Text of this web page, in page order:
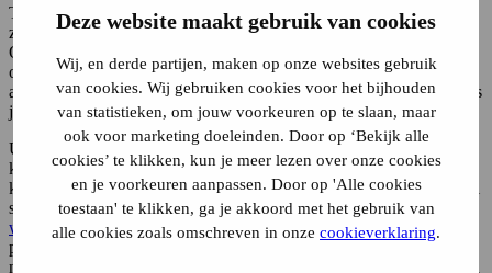
Deze website maakt gebruik van cookies
Wij, en derde partijen, maken op onze websites gebruik
van cookies. Wij gebruiken cookies voor het bijhouden
van statistieken, om jouw voorkeuren op te slaan, maar
ook voor marketing doeleinden. Door op ‘Bekijk alle
cookies’ te klikken, kun je meer lezen over onze cookies
en je voorkeuren aanpassen. Door op 'Alle cookies
toestaan' te klikken, ga je akkoord met het gebruik van
alle cookies zoals omschreven in onze cookieverklaring.
To, jaki zakres ubezpieczenia najlepiej pasuje do Twojego skutera,
zależy od jego wartości oraz sposobu użytkowania. Ubezpieczenie
OC (odpowiedzialności cywilnej) stanowi podstawowy zakres
ochrony. Jest ono wymagane przez prawo. Jest to najtańsza opcja,
ale obejmuje wyłącznie szkody wyrządzone innym osobom podczas
jazdy skuterem.
Ubezpieczenie częściowe obejmuje ponadto między innymi
kradzież, pożar i szkody spowodowane burzą, co stanowi dobry
kompromis dla większości skuterów. Jeśli posiadasz nowy lub drogi
skuter, najlepszym wyborem jest częstoubezpieczenie od
wszystkich ryzyk(pełne), ponieważ pokrywa ono również szkody
powstałe na Twoim skuterze, na przykład w wyniku wypadku,
nawet jeśli to Ty ponosisz za nie winę. Dokładnie rozważając swoją